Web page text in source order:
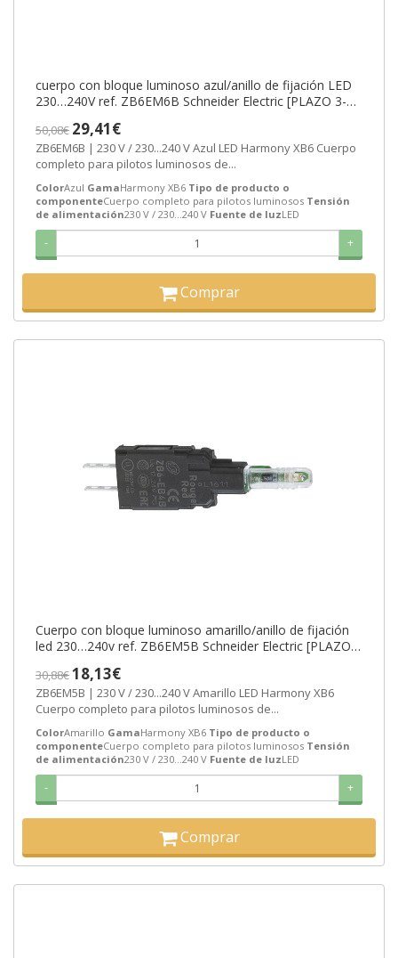
cuerpo con bloque luminoso azul/anillo de fijación LED
230…240V ref. ZB6EM6B Schneider Electric [PLAZO 3-6
50,08€ 29,41€
ZB6EM6B | 230 V / 230...240 V Azul LED Harmony XB6 Cuerpo
completo para pilotos luminosos de...
ColorAzul GamaHarmony XB6 Tipo de producto o
componenteCuerpo completo para pilotos luminosos Tensión
de alimentación230 V / 230...240 V Fuente de luzLED
- +
Comprar
Cuerpo con bloque luminoso amarillo/anillo de fijación
led 230…240v ref. ZB6EM5B Schneider Electric [PLAZO
30,88€18,13€
ZB6EM5B | 230 V / 230...240 V Amarillo LED Harmony XB6
Cuerpo completo para pilotos luminosos de...
ColorAmarillo GamaHarmony XB6 Tipo de producto o
componenteCuerpo completo para pilotos luminosos Tensión
de alimentación230 V / 230...240 V Fuente de luzLED
- +
Comprar